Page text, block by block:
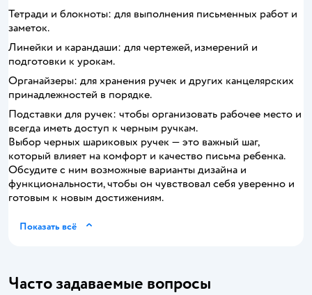
Тетради и блокноты: для выполнения письменных работ и
заметок.
Линейки и карандаши: для чертежей, измерений и
подготовки к урокам.
Органайзеры: для хранения ручек и других канцелярских
принадлежностей в порядке.
Подставки для ручек: чтобы организовать рабочее место и
всегда иметь доступ к черным ручкам.
Выбор черных шариковых ручек — это важный шаг,
который влияет на комфорт и качество письма ребенка.
Обсудите с ним возможные варианты дизайна и
функциональности, чтобы он чувствовал себя уверенно и
готовым к новым достижениям.
Показать всё
Часто задаваемые вопросы